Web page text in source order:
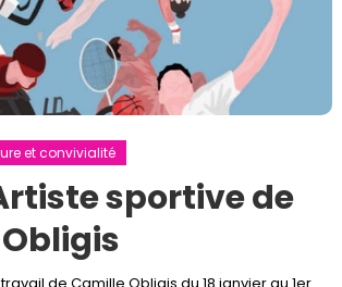
et convivialité
sportive de